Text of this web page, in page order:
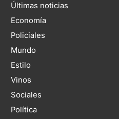
Últimas noticias
Economía
Policiales
Mundo
Estilo
Vinos
Sociales
Política